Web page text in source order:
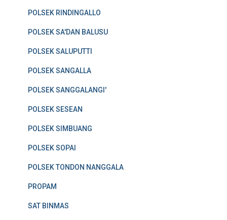
POLSEK RINDINGALLO
POLSEK SA'DAN BALUSU
POLSEK SALUPUTTI
POLSEK SANGALLA
POLSEK SANGGALANGI'
POLSEK SESEAN
POLSEK SIMBUANG
POLSEK SOPAI
POLSEK TONDON NANGGALA
PROPAM
SAT BINMAS